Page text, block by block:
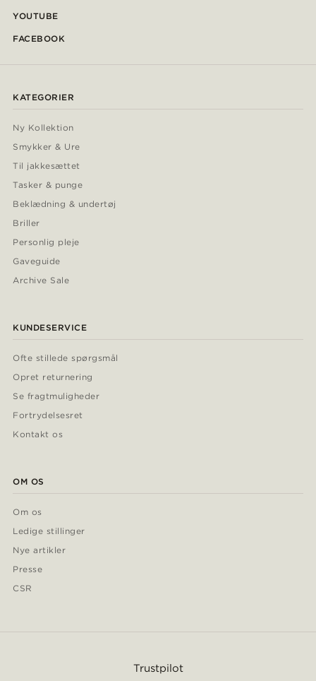
YOUTUBE
FACEBOOK
KATEGORIER
Ny Kollektion
Smykker & Ure
Til jakkesættet
Tasker & punge
Beklædning & undertøj
Briller
Personlig pleje
Gaveguide
Archive Sale
KUNDESERVICE
Ofte stillede spørgsmål
Opret returnering
Se fragtmuligheder
Fortrydelsesret
Kontakt os
OM OS
Om os
Ledige stillinger
Nye artikler
Presse
CSR
Trustpilot